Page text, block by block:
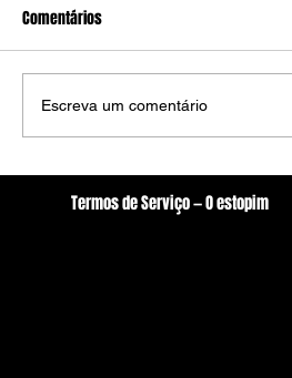
Calor de até 35°C e chuvas
tempo no interior nesta
Comentários
Escreva um comentário
Termos de Serviço — O estopim